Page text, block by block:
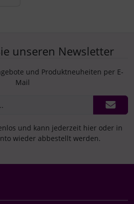
unseren Newsletter
und Produktneuheiten per E-
Mail
und kann jederzeit hier oder in
wieder abbestellt werden.